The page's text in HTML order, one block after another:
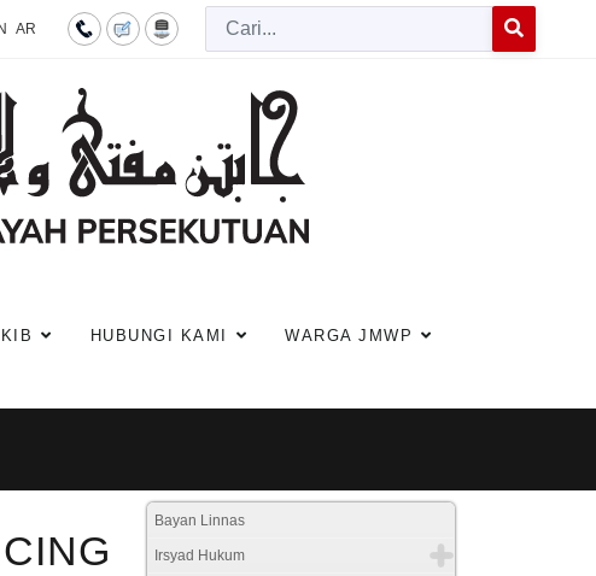
AR
Cari
HUBUNGI KAMI WARGA JMWP
Bayan Linnas
Irsyad Hukum